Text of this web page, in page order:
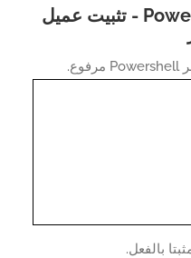
البرنامج التعليمي Powershell - تثبيت عميل